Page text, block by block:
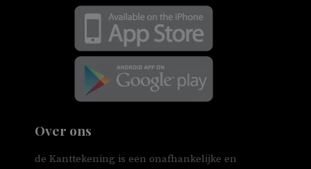
Over ons
de Kanttekening is een onafhankelijke en